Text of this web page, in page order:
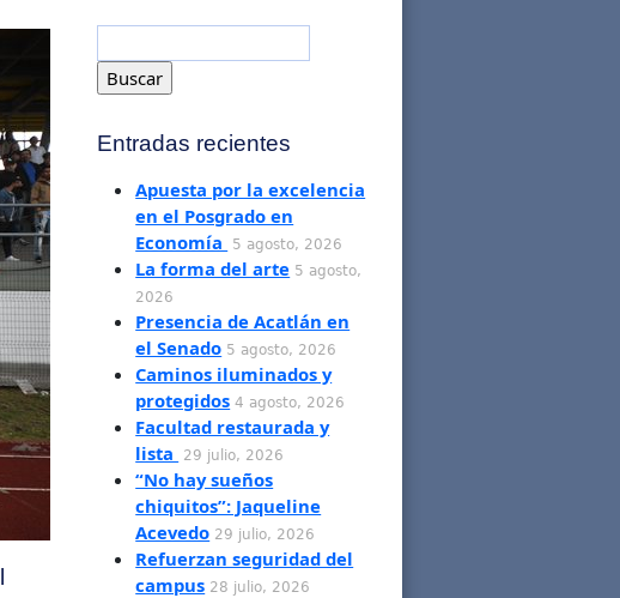
Entradas recientes
Apuesta por la excelencia
en el Posgrado en
Economía
5 agosto, 2026
La forma del arte 5 agosto,
2026
Presencia de Acatlán en
el Senado 5 agosto, 2026
Caminos iluminados y
protegidos 4 agosto, 2026
Facultad restaurada y
lista
29 julio, 2026
“No hay sueños
chiquitos”: Jaqueline
Acevedo 29 julio, 2026
Refuerzan seguridad del
campus 28 julio, 2026